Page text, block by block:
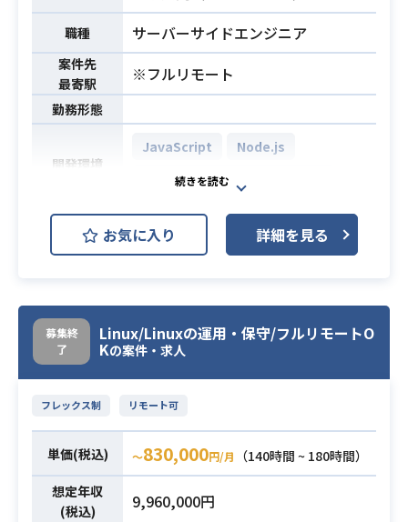
必須スキル
・toBシステムにおけるシステム企
画のご経験
・顧客のニーズを組みより、それを
システムに落とし込んだご経験
職種 サーバーサイドエンジニア
案件先
最寄駅
※フルリモート
勤務形態
開発環境
JavaScript
Node.js
AWS (Amazon Web Services)
世界有数のプラットフォーマー（地
図／位置／人流／走行データや画像
のコアメンバーとして、
バックエンド開発をはじめ、様々な
業務をお任せいたします。
現状の開発状況やご経験、ご志向に
応じて、プロダクト企画からUI／U
X、フロントエンド～バックエンド
等、
幅広い業務に挑戦いただくことが可
お気に入り 詳細を見る
募集終
了
Linux/Linuxの運用・保守/フルリモートO
Kの案件・求人
フレックス制 リモート可
単価(税込) 〜830,000円/月
（140時間 ~ 180時間）
想定年収
(税込)
9,960,000円